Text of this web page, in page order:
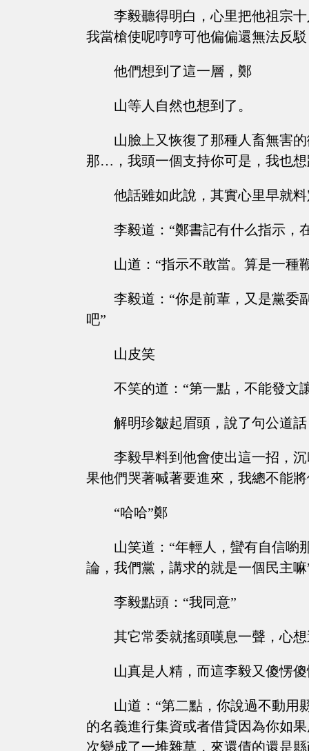
李毅聽得明白，心里把他祖宗
我當槍使呢哼哼可他偏偏還無法反
他們想到了這一層，鄭
山等人自然也想到了。
山臉上又恢復了那種人畜無害
那…，我頭一個支持你可是，我也
他話雖如此說，其實心里早就
李毅道：“鄭書記有什么指示，
山道：“指示不敢當。算是一種
李毅道：“你是前輩，又是黨委
吧”
山皮笑
不笑的道：“第一點，不能發文
解明珍皺起眉頭，說了句公道
李毅早料到他會使出這一招，
果他們哭著喊著要進來，我總不能
“哈哈”鄭
山笑道：“年輕人，蠻有自信喲
論，我們黨，講求的就是一個民主嘛
李毅點頭：“我同意”
其它常委就搖頭嘆息一聲，心
山真是人精，而這李毅又傻愣
山道：“第二點，你說過不動用
的名義進行集資或者借貸因為你如
次變成了一堆雜草，來還債的還是縣